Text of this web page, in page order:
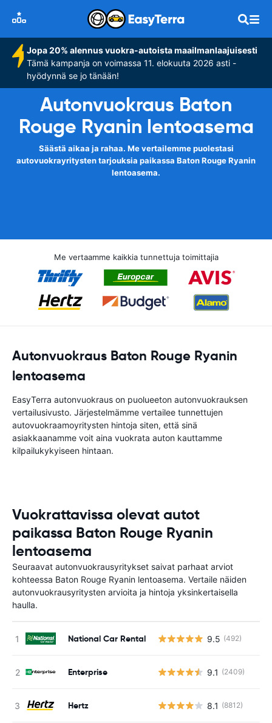
Jopa 20% alennus vuokra-autoista maailmanlaajuisesti
Tämä kampanja on voimassa 11. elokuuta 2026 asti -
hyödynnä se jo tänään!
Autonvuokraus Baton
Rouge Ryanin lentoasema
Säästä aikaa ja rahaa. Me vertailemme puolestasi
autovuokrayritysten tarjouksia paikassa Baton Rouge Ryanin
lentoasema.
Me vertaamme kaikkia tunnettuja toimittajia
Autonvuokraus Baton Rouge Ryanin
lentoasema
EasyTerra autonvuokraus on puolueeton autonvuokrauksen
vertailusivusto. Järjestelmämme vertailee tunnettujen
autovuokraamoyritysten hintoja siten, että sinä
asiakkaanamme voit aina vuokrata auton kauttamme
kilpailukykyiseen hintaan.
Vuokrattavissa olevat autot
paikassa Baton Rouge Ryanin
lentoasema
Seuraavat autonvuokrausyritykset saivat parhaat arviot
kohteessa Baton Rouge Ryanin lentoasema. Vertaile näiden
autonvuokrausyritysten arvioita ja hintoja yksinkertaisella
haulla.
National Car Rental 9.5 (492)
Enterprise 9.1 (2409)
Hertz 8.1 (8812)